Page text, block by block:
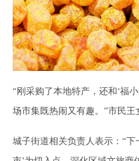
“刚采购了本地特产，还和‘福
场市集既热闹又有趣。”市民王
城子街道相关负责人表示：“下